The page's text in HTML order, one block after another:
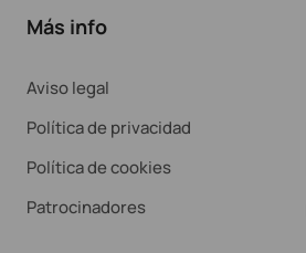
Más info
Aviso legal
Política de privacidad
Política de cookies
Patrocinadores